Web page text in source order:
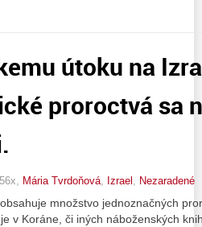
útoku na
proroctvá sa
Mária Tvrdoňová Izrael Nezaradené
množstvo jednoznačných
v Koráne, či iných náboženských